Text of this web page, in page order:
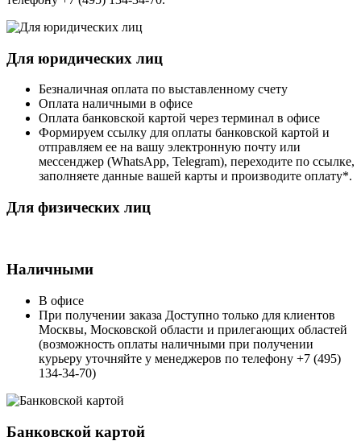
Для юридических лиц
Безналичная оплата по выставленному счету
Оплата наличными в офисе
Оплата банковской картой через терминал в офисе
Формируем ссылку для оплаты банковской картой и
отправляем ее на вашу электронную почту или
мессенджер (WhatsApp, Telegram), переходите по ссылке,
заполняете данные вашей карты и производите оплату*.
Для физических лиц
Наличными
В офисе
При получении заказа Доступно только для клиентов
Москвы, Московской области и прилегающих областей
(возможность оплаты наличными при получении
курьеру уточняйте у менеджеров по телефону +7 (495)
134-34-70)
Банковской картой